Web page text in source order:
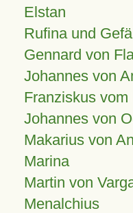
Elstan
Rufina und
Gennard von
Johannes von
Franziskus
Johannes von
Makarius von
Marina
Martin von
Menalchius